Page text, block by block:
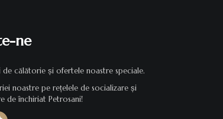
ne
de călătorie și ofertele noastre speciale.
noastre pe rețelele de socializare și
de închiriat Petrosani!